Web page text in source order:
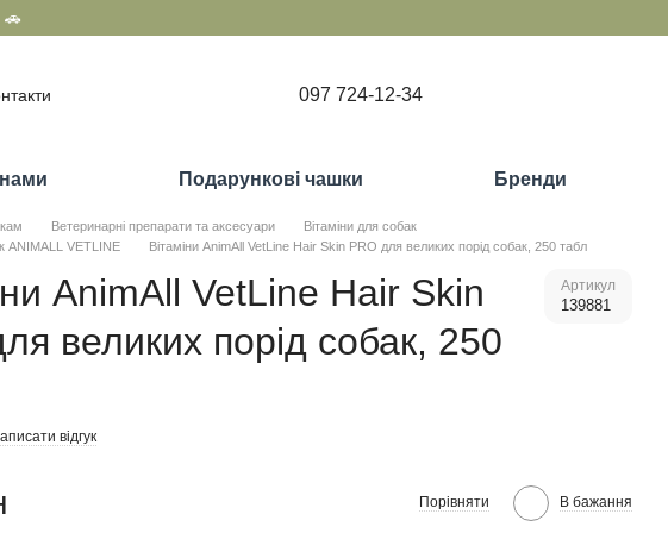
🚗
097 724-12-34
Подарункові чашки Бренди
Ветеринарні препарати та аксесуари
Вітаміни для собак
ANIMALL VETLINE
Вітаміни AnimAll VetLine Hair Skin PRO для великих порід собак, 250 табл
AnimAll VetLine Hair Skin
великих порід собак, 250
Артикул
139881
відгук
Порівняти В бажання